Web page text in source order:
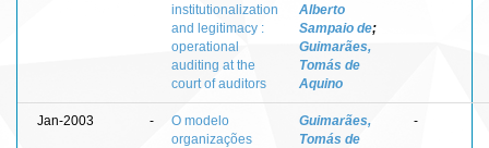
institutionalization
and legitimacy :
operational
auditing at the
court of auditors
Alberto
Sampaio de;
Guimarães,
Tomás de
Aquino
Jan-2003 -
O modelo
organizações
Guimarães,
Tomás de
-